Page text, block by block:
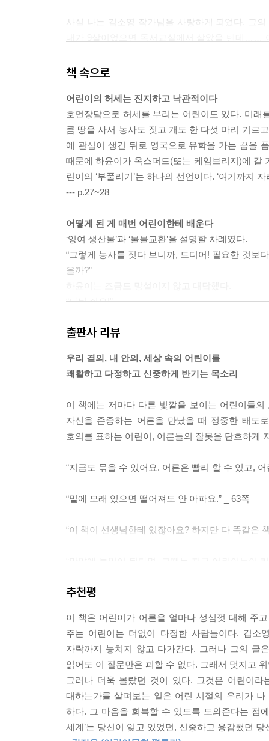
사실 나는 김소영 작가님을 사랑하게 되었다. 그
아는 것이 저의 큰 영광입니다."(9쪽)
어린이라는 세계는 나의 세계였기도 하다. 지금
시기를 추억하게 한다. 부모님과 함께 자다 처음
전 시멘트로 매립돼 주차장이 됐다), 내 형제는 내
추억들에서 나아가 어린 나를 보듬어 주기도 한
않는다. 이해할 수 없거나 미웠던 어른들의 행동이
“참 단정하고 믿음직스럽구나.”라는 칭찬은(방과
안의 어린이를 어루만져 줄 수 있구나. 어린이라는
어른의 역할은 뭘까? 책은 아이들과의 다정한 에
아이들이 사는 화려한 집이 거리낌 없이 노출되
구석구석의 세계가 확장된다. 곁에 있는 어린이,
책 속으로
어린이의 허세는 진지하고 낙관적이다
호언장담으로 허세를 부리는 어린이도 있다. 미래
큼 땅을 사서 농사도 짓고 개도 한 다섯 마리 기르
에 관심이 생긴 뒤로 영국으로 유학을 가는 꿈을
때문에 하윤이가 옥스퍼드(또는 케임브리지)에 갈
린이의 ‘부풀리기’는 하나의 선언이다. ‘여기까지
--- p.27~28
어떻게 된 게 매번 어린이한테 배운다
‘잉여 생산물’과 ‘물물교환’을 설명할 차례였다.
“그렇게 농사를 짓다 보니까, 드디어! 필요한 것보
을까?”
“나눠 줘요!”
다. (…) 칠판에 “서로 몸이 달라도 자”라고 썼다. 내
“아! 알았다!”
유일한 답이라는 듯, 예지는 이렇게 썼다.
--- p.31~36
어린이의 품위
로 볼 때 정중한 대접을 받는 어린이는 점잖게 행
는 ‘이상하다’고 느꼈으면 좋겠다. 사실 내가 진짜
어린이들이 그럴 것이다. 어린이도 볼 수 있는 프
기는 모습을, 함께 노는 즐거움을, 다양한 가족의
주면 좋겠다. 세상이 멋진 집이라고 어린이를 안심
--- p.101~102
이름 모를 어른의 작은 호의
“그 여성분이요, 저를 처음 보셨을 수도 있잖아요.
가니?’ 하고 물어보시는 거예요. 그래서 제가 ‘네’
나는 왠지 조마조마했다. 혹시 주이가 모르는 사
출판사 리뷰
우리 곁의, 내 안의, 세상 속의 어린이를
쾌활하고 다정하고 신중하게 반기는 목소리
이 책에는 저마다 다른 빛깔을 보이는 어린이들
자신을 존중하는 어른을 만났을 때 정중한 태도
호의를 표하는 어린이, 어른들의 잘못을 단호하
“지금도 묶을 수 있어요. 어른은 빨리 할 수 있고,
“밑에 모래 있으면 떨어져도 안 아파요.” _ 63쪽
“이 책이 선생님한테 있잖아요? 하지만 다 똑같은
“만약에 통일이 된다면, 그때는 지금 어린이들이
231쪽
특별한 어린이들이 하필 김소영 앞에만 나타난 것
기록해 두었던 것이다. 이 책 속의 어린이들은 누
사람의 개인으로서 등장한다. 김소영은 어린이를
우리 곁에 ‘있음’을 드러낸다. 낑낑대며 신발 끈
조금 서툴고 느리더라도 자기 몫의 생활을 살뜰
어린이들을 반기는 김소영의 목소리는 독자의 세
추천평
이 책은 어린이가 어른을 얼마나 성심껏 대해 주
주는 어린이는 더없이 다정한 사람들이다. 김
자락까지 놓치지 않고 다가간다. 그러나 그의 글
읽어도 이 질문만은 피할 수 없다. 그래서 멋지고
그러나 더욱 몰랐던 것이 있다. 그것은 어린이
대하는가를 살펴보는 일은 어린 시절의 우리가
하다. 그 마음을 회복할 수 있도록 도와준다는 점
세계’는 당신이 잊고 있었던, 신중하고 용감했던 당